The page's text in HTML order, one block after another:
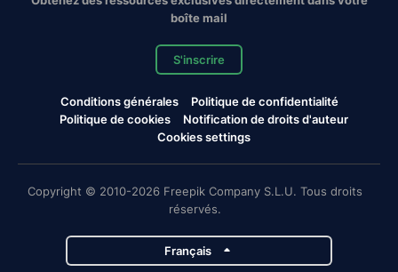
boîte mail
S'inscrire
Conditions générales
Politique de confidentialité
Politique de cookies
Notification de droits d'auteur
Cookies settings
Copyright © 2010-2026 Freepik Company S.L.U. Tous droits
réservés.
Français